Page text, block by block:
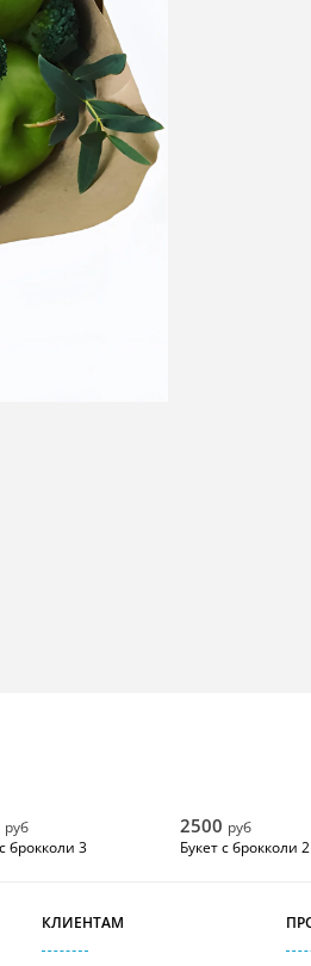
руб
брокколи 3
2500 руб
Букет с брокколи 2
КЛИЕНТАМ